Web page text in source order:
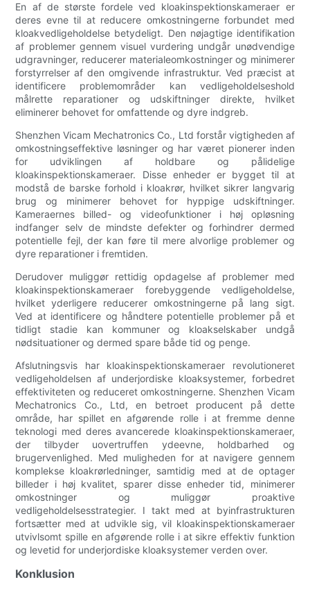
En af de største fordele ved kloakinspektionskameraer er
deres evne til at reducere omkostningerne forbundet med
kloakvedligeholdelse betydeligt. Den nøjagtige identifikation
af problemer gennem visuel vurdering undgår unødvendige
udgravninger, reducerer materialeomkostninger og minimerer
forstyrrelser af den omgivende infrastruktur. Ved præcist at
identificere problemområder kan vedligeholdelseshold
målrette reparationer og udskiftninger direkte, hvilket
eliminerer behovet for omfattende og dyre indgreb.
Shenzhen Vicam Mechatronics Co., Ltd forstår vigtigheden af
omkostningseffektive løsninger og har været pionerer inden
for udviklingen af holdbare og pålidelige
kloakinspektionskameraer. Disse enheder er bygget til at
modstå de barske forhold i kloakrør, hvilket sikrer langvarig
brug og minimerer behovet for hyppige udskiftninger.
Kameraernes billed- og videofunktioner i høj opløsning
indfanger selv de mindste defekter og forhindrer dermed
potentielle fejl, der kan føre til mere alvorlige problemer og
dyre reparationer i fremtiden.
Derudover muliggør rettidig opdagelse af problemer med
kloakinspektionskameraer forebyggende vedligeholdelse,
hvilket yderligere reducerer omkostningerne på lang sigt.
Ved at identificere og håndtere potentielle problemer på et
tidligt stadie kan kommuner og kloakselskaber undgå
nødsituationer og dermed spare både tid og penge.
Afslutningsvis har kloakinspektionskameraer revolutioneret
vedligeholdelsen af underjordiske kloaksystemer, forbedret
effektiviteten og reduceret omkostningerne. Shenzhen Vicam
Mechatronics Co., Ltd, en betroet producent på dette
område, har spillet en afgørende rolle i at fremme denne
teknologi med deres avancerede kloakinspektionskameraer,
der tilbyder uovertruffen ydeevne, holdbarhed og
brugervenlighed. Med muligheden for at navigere gennem
komplekse kloakrørledninger, samtidig med at de optager
billeder i høj kvalitet, sparer disse enheder tid, minimerer
omkostninger og muliggør proaktive
vedligeholdelsesstrategier. I takt med at byinfrastrukturen
fortsætter med at udvikle sig, vil kloakinspektionskameraer
utvivlsomt spille en afgørende rolle i at sikre effektiv funktion
og levetid for underjordiske kloaksystemer verden over.
Konklusion